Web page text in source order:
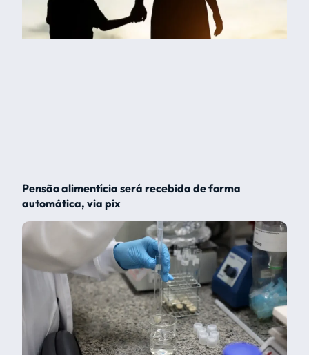
Pensão alimentícia será recebida de forma
automática, via pix